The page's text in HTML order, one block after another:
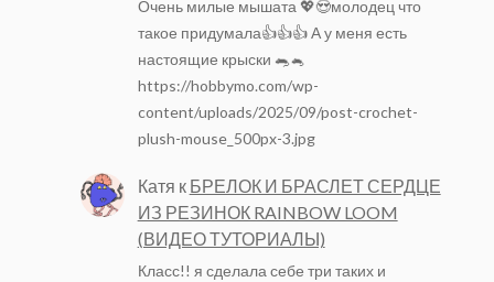
Очень милые мышата 💖😍молодец что
такое придумала👍👍👍 А у меня есть
настоящие крыски 🐀🐁
https://hobbymo.com/wp-
content/uploads/2025/09/post-crochet-
plush-mouse_500px-3.jpg
Катя к БРЕЛОК И БРАСЛЕТ СЕРДЦЕ
ИЗ РЕЗИНОК RAINBOW LOOM
(ВИДЕО ТУТОРИАЛЫ)
Класс!! я сделала себе три таких и